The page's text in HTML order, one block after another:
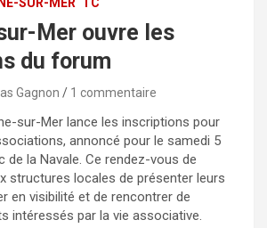
Mer ouvre les
du forum
Gagnon 1 commentaire
sur-Mer lance les inscriptions pour
annoncé pour le samedi 5
de la Navale. Ce rendez-vous de
structures locales de présenter leurs
en visibilité et de rencontrer de
intéressés par la vie associative.